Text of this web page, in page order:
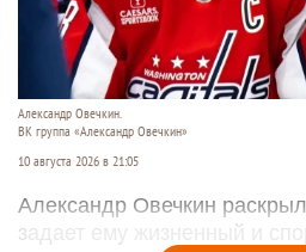
Александр Овечкин.
ВК группа «Александр Овечкин»
10 августа 2026 в 21:05
Александр Овечкин
задает ему жизненный и